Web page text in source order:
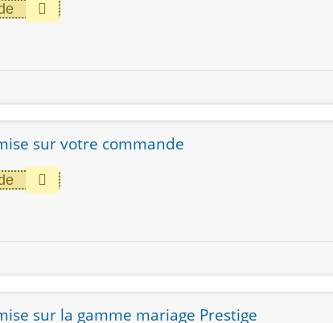
sur votre commande
sur la gamme mariage Prestige